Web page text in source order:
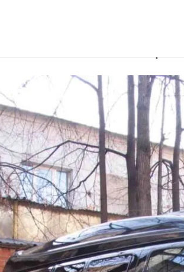
с водителем в Перми